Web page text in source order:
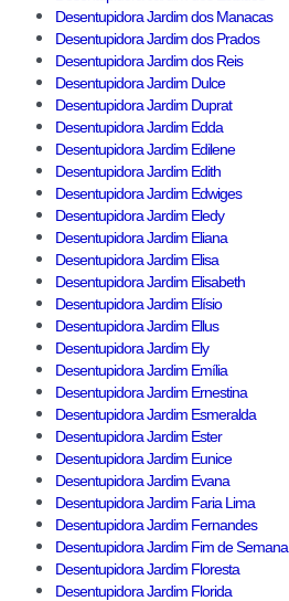
Desentupidora Jardim dos Manacas
Desentupidora Jardim dos Prados
Desentupidora Jardim dos Reis
Desentupidora Jardim Dulce
Desentupidora Jardim Duprat
Desentupidora Jardim Edda
Desentupidora Jardim Edilene
Desentupidora Jardim Edith
Desentupidora Jardim Edwiges
Desentupidora Jardim Eledy
Desentupidora Jardim Eliana
Desentupidora Jardim Elisa
Desentupidora Jardim Elisabeth
Desentupidora Jardim Elísio
Desentupidora Jardim Ellus
Desentupidora Jardim Ely
Desentupidora Jardim Emília
Desentupidora Jardim Ernestina
Desentupidora Jardim Esmeralda
Desentupidora Jardim Ester
Desentupidora Jardim Eunice
Desentupidora Jardim Evana
Desentupidora Jardim Faria Lima
Desentupidora Jardim Fernandes
Desentupidora Jardim Fim de Semana
Desentupidora Jardim Floresta
Desentupidora Jardim Florida